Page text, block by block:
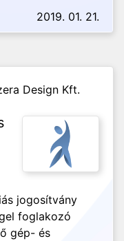
2019. 01. 21.
Design Kft.
jogosítvány
foglakozó
gép- és